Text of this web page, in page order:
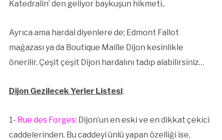
Katedralin’ den geliyor baykuşun hikmeti..
Ayrıca ama hardal diyenlere de; Edmont Fallot
mağazası ya da Boutique Maille Dijon kesinlikle
önerilir. Çeşit çeşit Dijon hardalını tadıp alabilirsiniz…
Dijon Gezilecek Yerler Listesi:
1- Rue des Forges: Dijon’un en eski ve en dikkat çekici
caddelerinden. Bu caddeyi ünlü yapan özelliği ise,